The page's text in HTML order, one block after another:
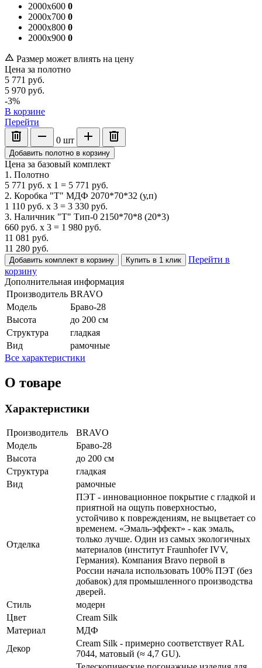
2000x600 0
2000x700 0
2000x800 0
2000x900 0
Размер может влиять на цену
Цена за полотно
5 771 руб.
5 970 руб.
-3%
В корзине
Перейти
0 шт
Добавить полотно в корзину
Цена за базовый комплект
1. Полотно
5 771 руб. x 1 = 5 771 руб.
2. Коробка "Т" МДФ 2070*70*32 (у,п)
1 110 руб. x 3 = 3 330 руб.
3. Наличник "Т" Тип-0 2150*70*8 (20*3)
660 руб. x 3 = 1 980 руб.
11 081 руб.
11 280 руб.
Добавить комплект в корзину Купить в 1 клик
Перейти в
корзину
Дополнительная информация
Производитель BRAVO
Модель
Браво-28
Высота
до 200 см
Структура
гладкая
Вид
рамочные
Все характеристики
О товаре
Характеристики
Производитель
BRAVO
Модель
Браво-28
Высота
до 200 см
Структура
гладкая
Вид
рамочные
Отделка
ПЭТ - инновационное покрытие c гладкой и
приятной на ощупь поверхностью,
устойчиво к повреждениям, не выцветает со
временем. «Эмаль-эффект» - как эмаль,
только лучше. Один из самых экологичных
материалов (институт Fraunhofer IVV,
Германия). Компания Bravo первой в
России начала использовать 100% ПЭТ (без
добавок) для промышленного производства
дверей.
Стиль
модерн
Цвет
Cream Silk
Материал
МДФ
Декор
Cream Silk - примерно соответствует RAL
7044, матовый (≈ 4,7 GU).